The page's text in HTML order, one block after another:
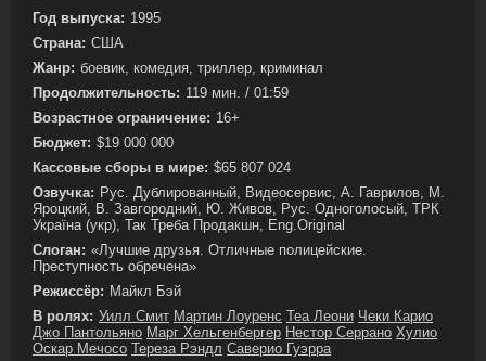
Год выпуска: 1995
Страна: США
Жанр: боевик, комедия, триллер, криминал
Продолжительность: 119 мин. / 01:59
Возрастное ограничение: 16+
Бюджет: $19 000 000
Кассовые сборы в мире: $65 807 024
Озвучка: Рус. Дублированный, Видеосервис, А. Гаврилов, М.
Яроцкий, В. Завгородний, Ю. Живов, Рус. Одноголосый, ТРК
Україна (укр), Так Треба Продакшн, Eng.Original
Слоган: «Лучшие друзья. Отличные полицейские.
Преступность обречена»
Режиссёр: Майкл Бэй
В ролях: Уилл Смит Мартин Лоуренс Теа Леони Чеки Карио
Джо Пантольяно Марг Хельгенбергер Нестор Серрано Хулио
Оскар Мечосо Тереза Рэндл Саверио Гуэрра